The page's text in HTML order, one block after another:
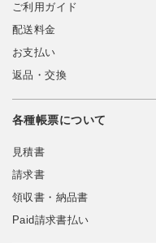
ご利用ガイド
配送料金
お支払い
返品・交換
各種帳票について
見積書
請求書
領収書・納品書
Paid請求書払い